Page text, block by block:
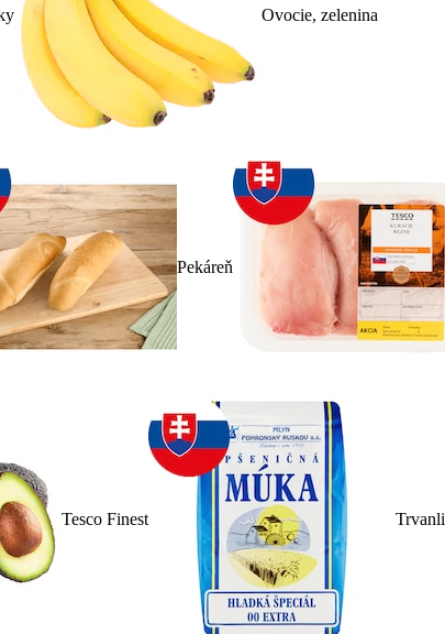
Ovocie, zelenina
Pekáreň
Tesco Finest